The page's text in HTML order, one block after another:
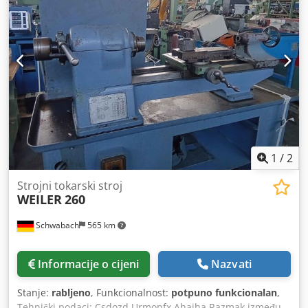
Cedpfxev Aa Twj Ahaoha  Polu-rotacijsko izrezivanje 
Automatska provjera registra  GEW – UV  Laminacija 
GM SmartCrush _____
1 /2
Schwabach 565 km
Strojni tokarski stroj
WEILER 260
Informacije o cijeni Nazvati
Stanje: rabljeno, Funkcionalnost: potpuno funkcionalan,